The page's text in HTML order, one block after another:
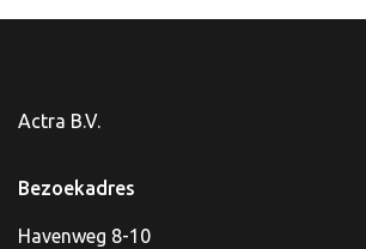
Actra B.V.
Bezoekadres
Havenweg 8-10